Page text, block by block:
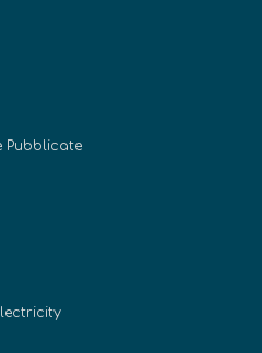
Pubblicate